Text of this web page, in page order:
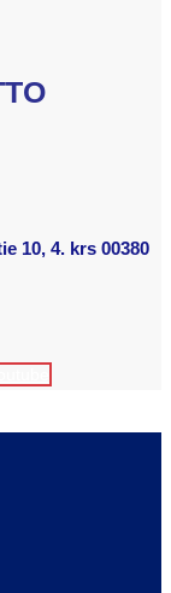
10, 4. krs 00380